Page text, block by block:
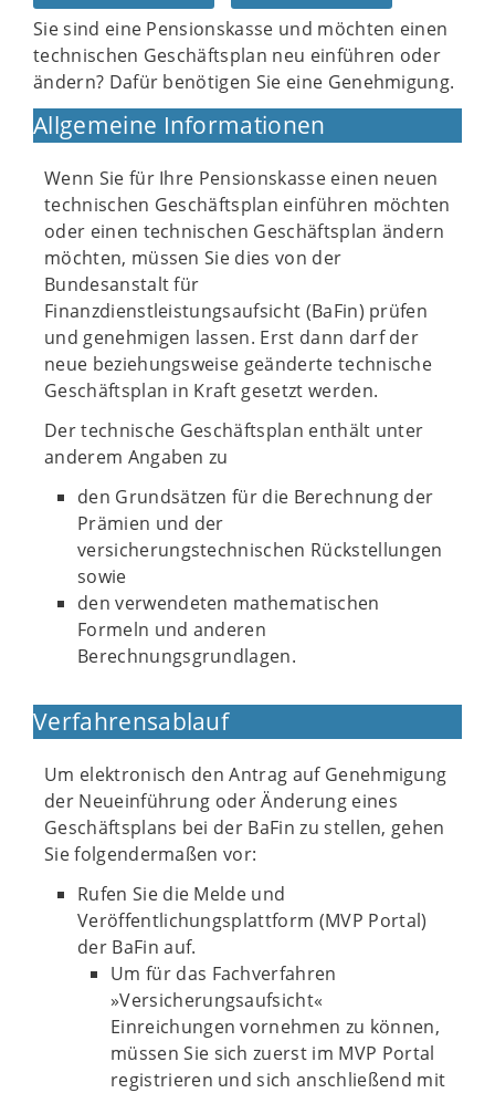
Sie sind eine Pensionskasse und möchten einen
technischen Geschäftsplan neu einführen oder
ändern? Dafür benötigen Sie eine Genehmigung.
Allgemeine Informationen
Wenn Sie für Ihre Pensionskasse einen neuen
technischen Geschäftsplan einführen möchten
oder einen technischen Geschäftsplan ändern
möchten, müssen Sie dies von der
Bundesanstalt für
Finanzdienstleistungsaufsicht (BaFin) prüfen
und genehmigen lassen. Erst dann darf der
neue beziehungsweise geänderte technische
Geschäftsplan in Kraft gesetzt werden.
Der technische Geschäftsplan enthält unter
anderem Angaben zu
den Grundsätzen für die Berechnung der
Prämien und der
versicherungstechnischen Rückstellungen
sowie
den verwendeten mathematischen
Formeln und anderen
Berechnungsgrundlagen.
Verfahrensablauf
Um elektronisch den Antrag auf Genehmigung
der Neueinführung oder Änderung eines
Geschäftsplans bei der BaFin zu stellen, gehen
Sie folgendermaßen vor:
Rufen Sie die Melde und
Veröffentlichungsplattform (MVP Portal)
der BaFin auf.
Um für das Fachverfahren
»Versicherungsaufsicht«
Einreichungen vornehmen zu können,
müssen Sie sich zuerst im MVP Portal
registrieren und sich anschließend mit